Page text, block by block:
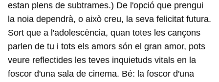
estan plens de subtrames.) De l'opció que prengui
la noia dependrà, o això creu, la seva felicitat futura.
Sort que a l'adolescència, quan totes les cançons
parlen de tu i tots els amors són el gran amor, pots
veure reflectides les teves inquietuds vitals en la
foscor d'una sala de cinema. Bé: la foscor d'una